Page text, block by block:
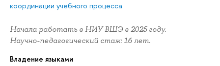
координации учебного процесса
Начала работать в НИУ ВШЭ в 2025 году.
Научно-педагогический стаж: 16 лет.
Владение языками